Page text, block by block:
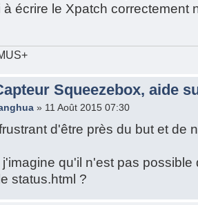
à écrire le Xpatch correctement
Squeezebox, aide
» 11 Août 2015 07:30
d'être près du but et de
j'imagine qu'il n'est pas
status.html ?